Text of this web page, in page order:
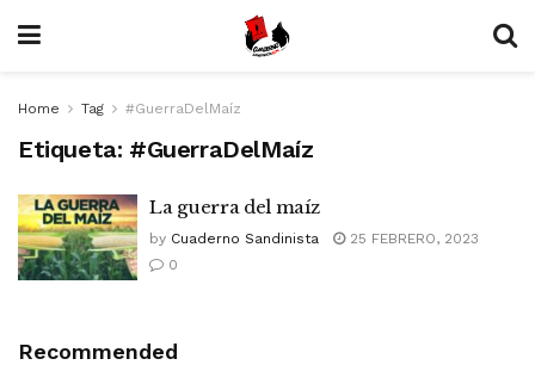
Home Tag #GuerraDelMaíz
Etiqueta: #GuerraDelMaíz
La guerra del maíz
by Cuaderno Sandinista
25 FEBRERO, 2023
0
Recommended